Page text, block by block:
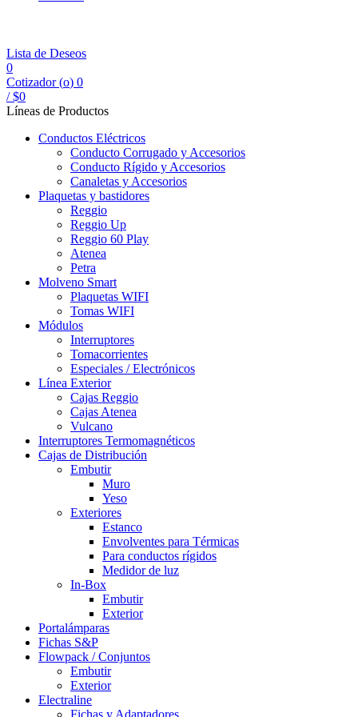
Lista de Deseos
0
Cotizador (o) 0
/ $0
Líneas de Productos
Conductos Eléctricos
Conducto Corrugado y Accesorios
Conducto Rígido y Accesorios
Canaletas y Accesorios
Plaquetas y bastidores
Reggio
Reggio Up
Reggio 60 Play
Atenea
Petra
Molveno Smart
Plaquetas WIFI
Tomas WIFI
Módulos
Interruptores
Tomacorrientes
Especiales / Electrónicos
Línea Exterior
Cajas Reggio
Cajas Atenea
Vulcano
Interruptores Termomagnéticos
Cajas de Distribución
Embutir
Muro
Yeso
Exteriores
Estanco
Envolventes para Térmicas
Para conductos rígidos
Medidor de luz
In-Box
Embutir
Exterior
Portalámparas
Fichas S&P
Flowpack / Conjuntos
Embutir
Exterior
Electraline